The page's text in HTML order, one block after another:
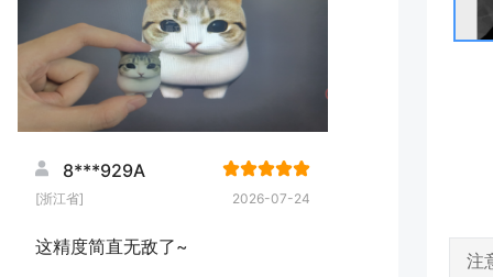
8***929A
[浙江省] 2026-07-24
这精度简直无敌了~
注